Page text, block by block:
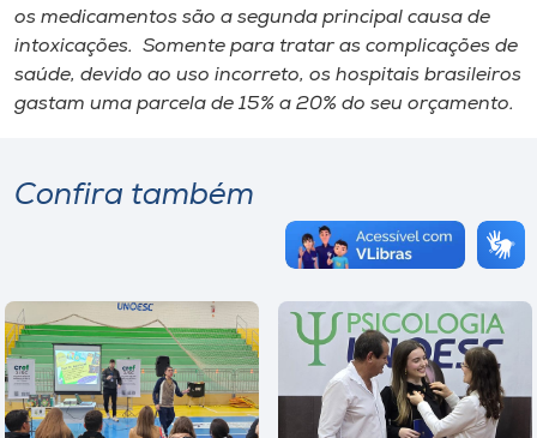
os medicamentos são a segunda principal causa de
intoxicações. Somente para tratar as complicações de
saúde, devido ao uso incorreto, os hospitais brasileiros
gastam uma parcela de 15% a 20% do seu orçamento.
Confira também